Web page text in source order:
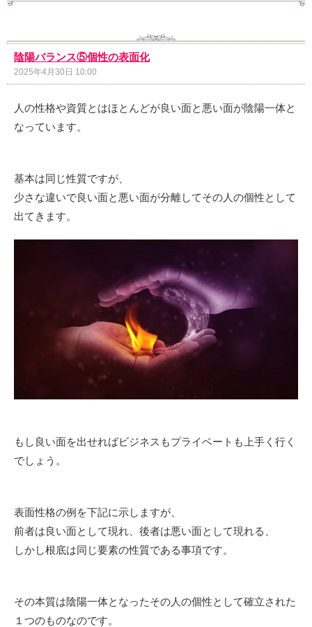
陰陽バランス⑤個性の表面化
2025年4月30日 10:00
人の性格や資質とはほとんどが良い面と悪い面が陰陽一体と
なっています。
基本は同じ性質ですが、
少さな違いで良い面と悪い面が分離してその人の個性として
出てきます。
もし良い面を出せればビジネスもプライベートも上手く行く
でしょう。
表面性格の例を下記に示しますが、
前者は良い面として現れ、後者は悪い面として現れる、
しかし根底は同じ要素の性質である事項です。
その本質は陰陽一体となったその人の個性として確立された
１つのものなのです。